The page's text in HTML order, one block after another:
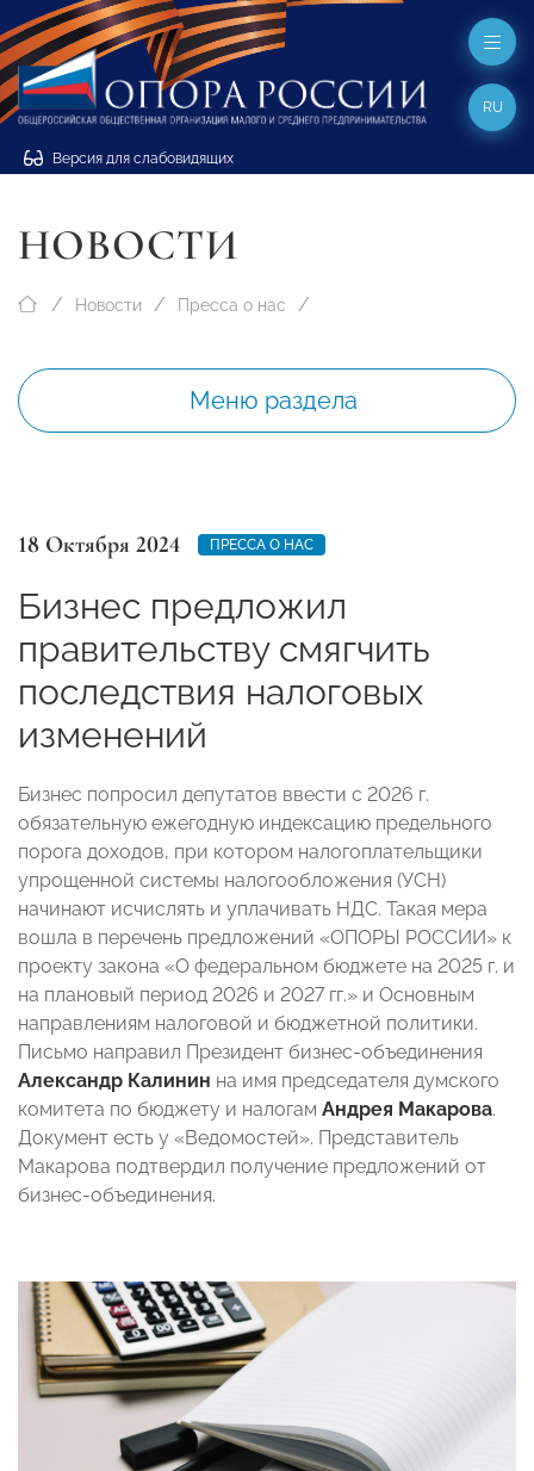
Версия для слабовидящих
RU
НОВОСТИ
Новости Пресса о нас
Меню раздела
18 Октября 2024 ПРЕССА О НАС
Бизнес предложил
правительству смягчить
последствия налоговых
изменений
Бизнес попросил депутатов ввести с 2026 г.
обязательную ежегодную индексацию предельного
порога доходов, при котором налогоплательщики
упрощенной системы налогообложения (УСН)
начинают исчислять и уплачивать НДС. Такая мера
вошла в перечень предложений «ОПОРЫ РОССИИ» к
проекту закона «О федеральном бюджете на 2025 г. и
на плановый период 2026 и 2027 гг.» и Основным
направлениям налоговой и бюджетной политики.
Письмо направил Президент бизнес-объединения
Александр Калинин на имя председателя думского
комитета по бюджету и налогам Андрея Макарова.
Документ есть у «Ведомостей». Представитель
Макарова подтвердил получение предложений от
бизнес-объединения.